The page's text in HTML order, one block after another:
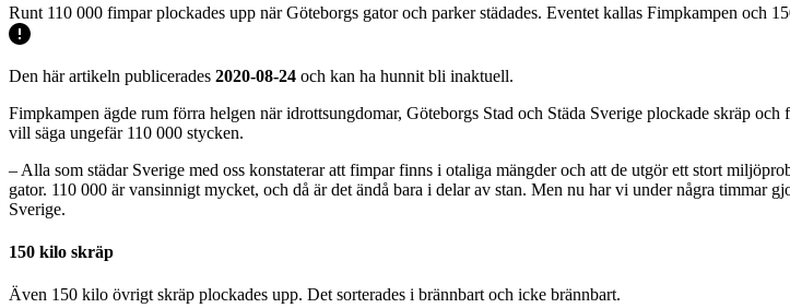
Runt 110 000 fimpar plockades upp när Göteborgs gator och parker städades. Eventet kallas Fimpkampen och
Den här artikeln publicerades 2020-08-24 och kan ha hunnit bli inaktuell.
Fimpkampen ägde rum förra helgen när idrottsungdomar, Göteborgs Stad och Städa Sverige plockade skräp
vill säga ungefär 110 000 stycken.
– Alla som städar Sverige med oss konstaterar att fimpar finns i otaliga mängder och att de utgör ett stort
gator. 110 000 är vansinnigt mycket, och då är det ändå bara i delar av stan. Men nu har vi under några timmar
Sverige.
150 kilo skräp
Även 150 kilo övrigt skräp plockades upp. Det sorterades i brännbart och icke brännbart.